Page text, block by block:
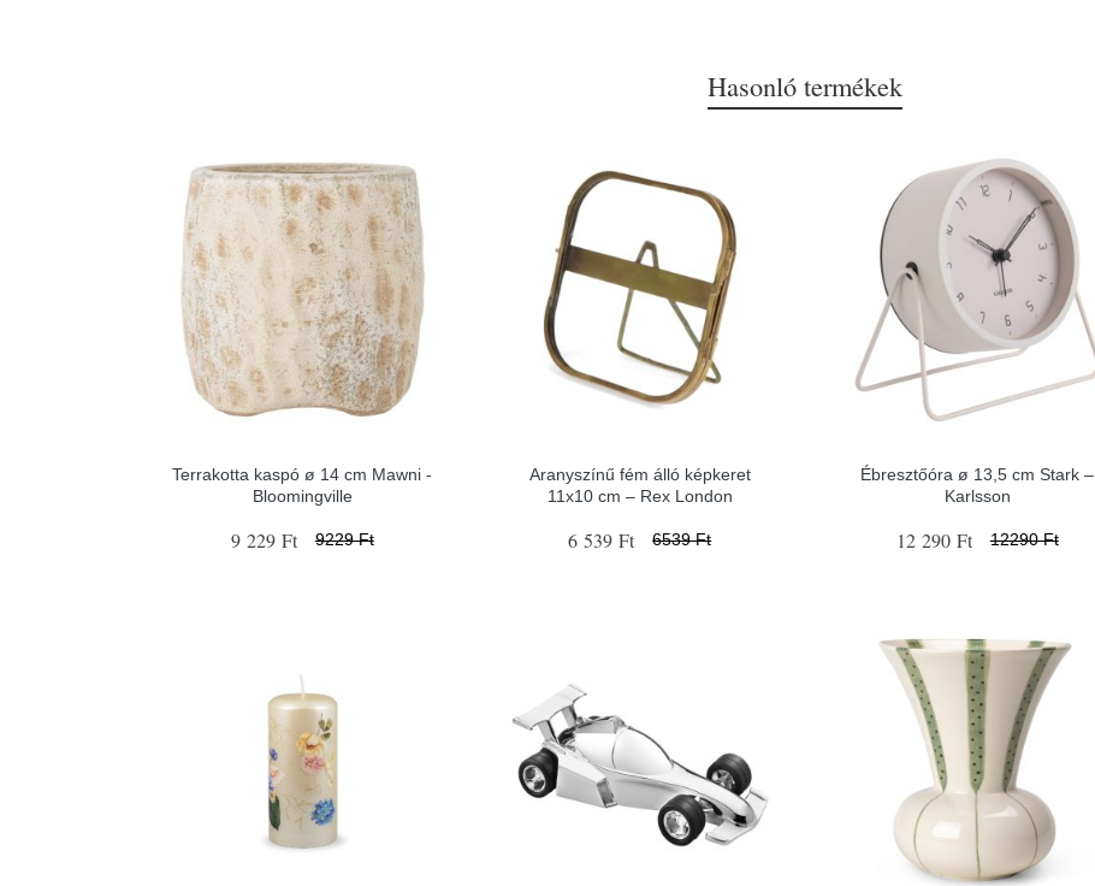
Hasonló termékek
Terrakotta kaspó ø 14 cm Mawni -
Bloomingville
9 229 Ft 9229 Ft
Aranyszínű fém álló képkeret
11x10 cm – Rex London
6 539 Ft 6539 Ft
Ébresztőóra ø 13,5 cm Stark –
Karlsson
12 290 Ft 12290 Ft